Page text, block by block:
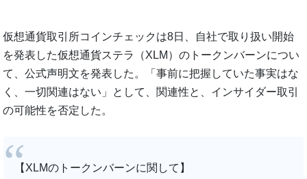
仮想通貨取引所コインチェックは8日、自社で取り扱い開始
を発表した仮想通貨ステラ（XLM）のトークンバーンについ
て、公式声明文を発表した。「事前に把握していた事実はな
く、一切関連はない」として、関連性と、インサイダー取引
の可能性を否定した。
【XLMのトークンバーンに関して】